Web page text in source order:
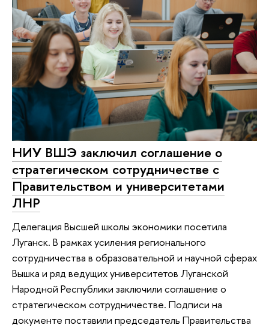
НИУ ВШЭ заключил соглашение о
стратегическом сотрудничестве с
Правительством и университетами
ЛНР
Делегация Высшей школы экономики посетила
Луганск. В рамках усиления регионального
сотрудничества в образовательной и научной сферах
Вышка и ряд ведущих университетов Луганской
Народной Республики заключили соглашение о
стратегическом сотрудничестве. Подписи на
документе поставили председатель Правительства